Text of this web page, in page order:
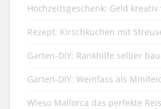
Hochzeitsgeschenk: Geld kreativ
Rezept: Kirschkuchen mit
Garten-DIY: Rankhilfe selber
Garten-DIY: Weinfass als
Wieso Mallorca das perfekte